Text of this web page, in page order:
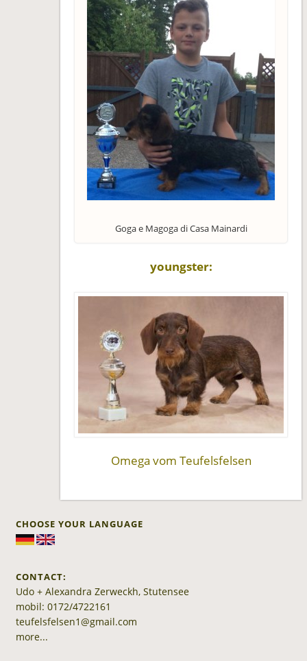
Goga e Magoga di Casa Mainardi
youngster:
Omega vom Teufelsfelsen
CHOOSE YOUR LANGUAGE
CONTACT:
Udo + Alexandra Zerweckh, Stutensee
mobil: 0172/4722161
teufelsfelsen1@gmail.com
more...